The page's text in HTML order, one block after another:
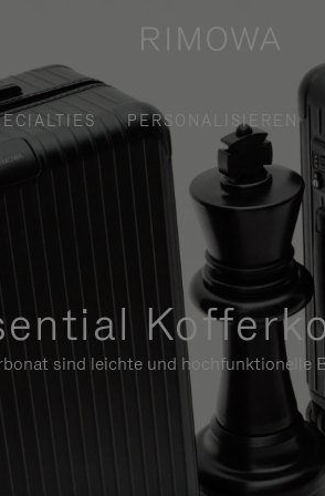
PERSONALISIEREN
sind leichte und hochfunktionelle